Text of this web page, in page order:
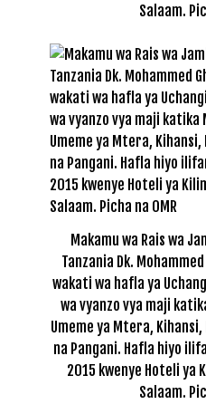
Salaam.
Makamu wa Rais wa
Tanzania Dk.
wakati wa hafla ya
wa vyanzo vya maji
Umeme ya Mtera,
na Pangani. Hafla hiyo
2015 kwenye Hoteli ya
Salaam.